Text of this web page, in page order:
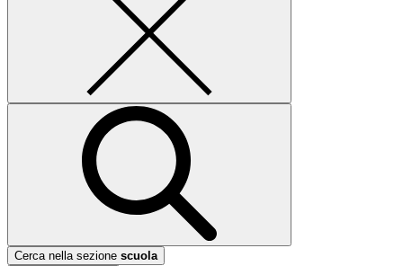
Cerca nella sezione scuola